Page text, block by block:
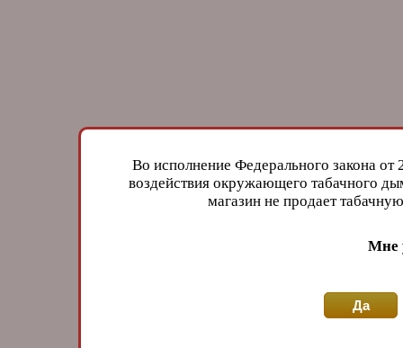
Во исполнение Федерального закона
воздействия окружающего табачного
магазин не продает
Мне
Да